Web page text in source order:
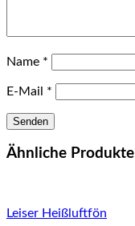
Name *
E-Mail *
Ähnliche Produkte
Leiser Heißluftfön